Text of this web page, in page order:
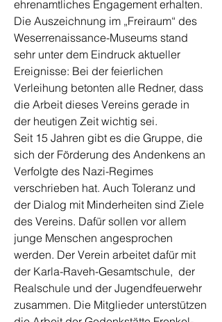
ehrenamtliches Engagement erhalten.
Die Auszeichnung im „Freiraum“ des
Weserrenaissance-Museums stand
sehr unter dem Eindruck aktueller
Ereignisse: Bei der feierlichen
Verleihung betonten alle Redner, dass
die Arbeit dieses Vereins gerade in
der heutigen Zeit wichtig sei.
Seit 15 Jahren gibt es die Gruppe, die
sich der Förderung des Andenkens an
Verfolgte des Nazi-Regimes
verschrieben hat. Auch Toleranz und
der Dialog mit Minderheiten sind Ziele
des Vereins. Dafür sollen vor allem
junge Menschen angesprochen
werden. Der Verein arbeitet dafür mit
der Karla-Raveh-Gesamtschule, der
Realschule und der Jugendfeuerwehr
zusammen. Die Mitglieder unterstützen